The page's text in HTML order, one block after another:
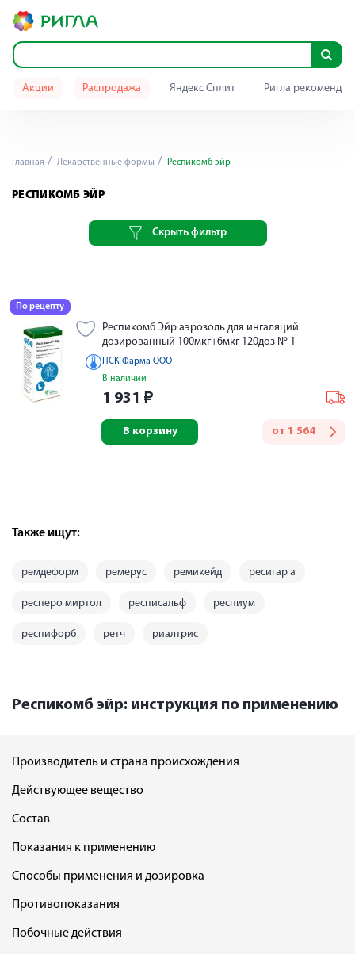
Акции Распродажа Яндекс Сплит Ригла
Главная Лекарственные формы Респикомб эйр
РЕСПИКОМБ ЭЙР
Скрыть фильтр
По рецепту
Респикомб Эйр аэрозоль для ингаляций
дозированный 100мкг+6мкг 120доз № 1
ПСК Фарма ООО
В наличии
1 931 ₽
от 1 564
В корзину
Также ищут:
ремдеформ ремерус ремикейд ресигар а
респеро миртол респисальф респиум
респифорб ретч риалтрис
Респикомб эйр: инструкция по применению
Производитель и страна происхождения
Действующее вещество
Состав
Показания к применению
Способы применения и дозировка
Противопоказания
Побочные действия